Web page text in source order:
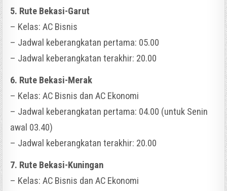
5. Rute Bekasi-Garut
– Kelas: AC Bisnis
– Jadwal keberangkatan pertama: 05.00
– Jadwal keberangkatan terakhir: 20.00
6. Rute Bekasi-Merak
– Kelas: AC Bisnis dan AC Ekonomi
– Jadwal keberangkatan pertama: 04.00 (untuk Senin
awal 03.40)
– Jadwal keberangkatan terakhir: 20.00
7. Rute Bekasi-Kuningan
– Kelas: AC Bisnis dan AC Ekonomi